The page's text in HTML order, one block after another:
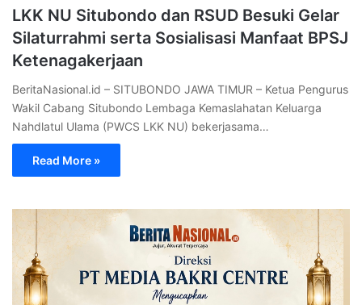
LKK NU Situbondo dan RSUD Besuki Gelar
Silaturrahmi serta Sosialisasi Manfaat BPSJ
Ketenagakerjaan
BeritaNasional.id – SITUBONDO JAWA TIMUR – Ketua Pengurus
Wakil Cabang Situbondo Lembaga Kemaslahatan Keluarga
Nahdlatul Ulama (PWCS LKK NU) bekerjasama…
Read More »